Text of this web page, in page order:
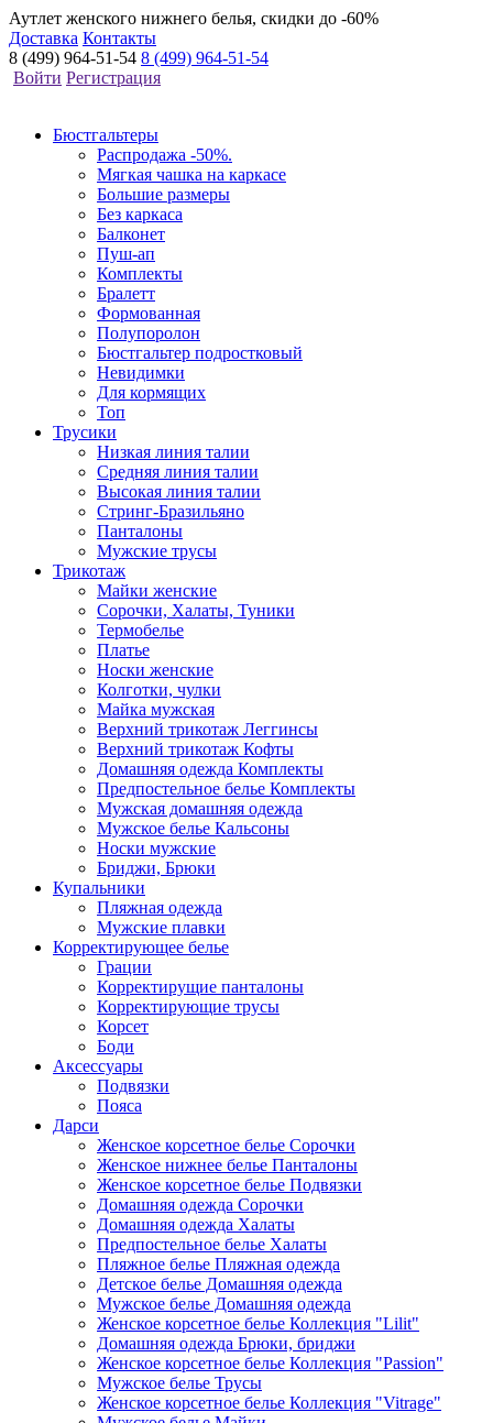
Аутлет женского нижнего белья, скидки до -60%
Доставка Контакты
8 (499) 964-51-54 8 (499) 964-51-54
Войти Регистрация
Бюстгальтеры
Распродажа -50%.
Мягкая чашка на каркасе
Большие размеры
Без каркаса
Балконет
Пуш-ап
Комплекты
Бралетт
Формованная
Полупоролон
Бюстгальтер подростковый
Невидимки
Для кормящих
Топ
Трусики
Низкая линия талии
Средняя линия талии
Высокая линия талии
Стринг-Бразильяно
Панталоны
Мужские трусы
Трикотаж
Майки женские
Сорочки, Халаты, Туники
Термобелье
Платье
Носки женские
Колготки, чулки
Майка мужская
Верхний трикотаж Леггинсы
Верхний трикотаж Кофты
Домашняя одежда Комплекты
Предпостельное белье Комплекты
Мужская домашняя одежда
Мужское белье Кальсоны
Носки мужские
Бриджи, Брюки
Купальники
Пляжная одежда
Мужские плавки
Корректирующее белье
Грации
Корректирущие панталоны
Корректирующие трусы
Корсет
Боди
Аксессуары
Подвязки
Пояса
Дарси
Женское корсетное белье Сорочки
Женское нижнее белье Панталоны
Женское корсетное белье Подвязки
Домашняя одежда Сорочки
Домашняя одежда Халаты
Предпостельное белье Халаты
Пляжное белье Пляжная одежда
Детское белье Домашняя одежда
Мужское белье Домашняя одежда
Женское корсетное белье Коллекция "Lilit"
Домашняя одежда Брюки, бриджи
Женское корсетное белье Коллекция "Passion"
Мужское белье Трусы
Женское корсетное белье Коллекция "Vitrage"